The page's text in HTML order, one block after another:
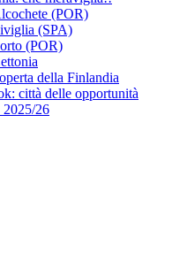
(POR)
(SPA)
(POR)
della Finlandia
città delle opportunità
26